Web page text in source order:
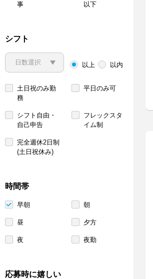
事
以下
シフト
以上 以内
土日祝のみ勤
務
平日のみ可
シフト自由・
自己申告
フレックスタ
イム制
完全週休2日制
(土日祝休み)
時間帯
早朝 朝
昼 夕方
夜 夜勤
応募時に嬉しい